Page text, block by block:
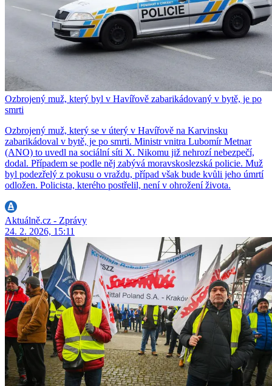
Ozbrojený muž, který byl v Havířově zabarikádovaný v bytě, je po
smrti
Ozbrojený muž, který se v úterý v Havířově na Karvinsku
zabarikádoval v bytě, je po smrti. Ministr vnitra Lubomír Metnar
(ANO) to uvedl na sociální síti X. Nikomu již nehrozí nebezpečí,
dodal. Případem se podle něj zabývá moravskoslezská policie. Muž
byl podezřelý z pokusu o vraždu, případ však bude kvůli jeho úmrtí
odložen. Policista, kterého postřelil, není v ohrožení života.
Aktuálně.cz - Zprávy
24. 2. 2026, 15:11